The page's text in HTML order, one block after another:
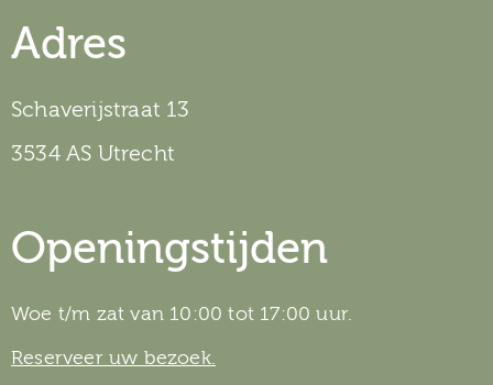
Adres
Schaverijstraat 13
3534 AS Utrecht
Openingstijden
Woe t/m zat van 10:00 tot 17:00 uur.
Reserveer uw bezoek.